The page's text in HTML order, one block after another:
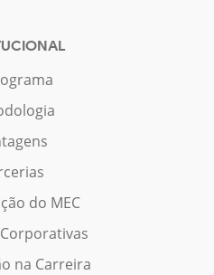
do MEC
na Carreira